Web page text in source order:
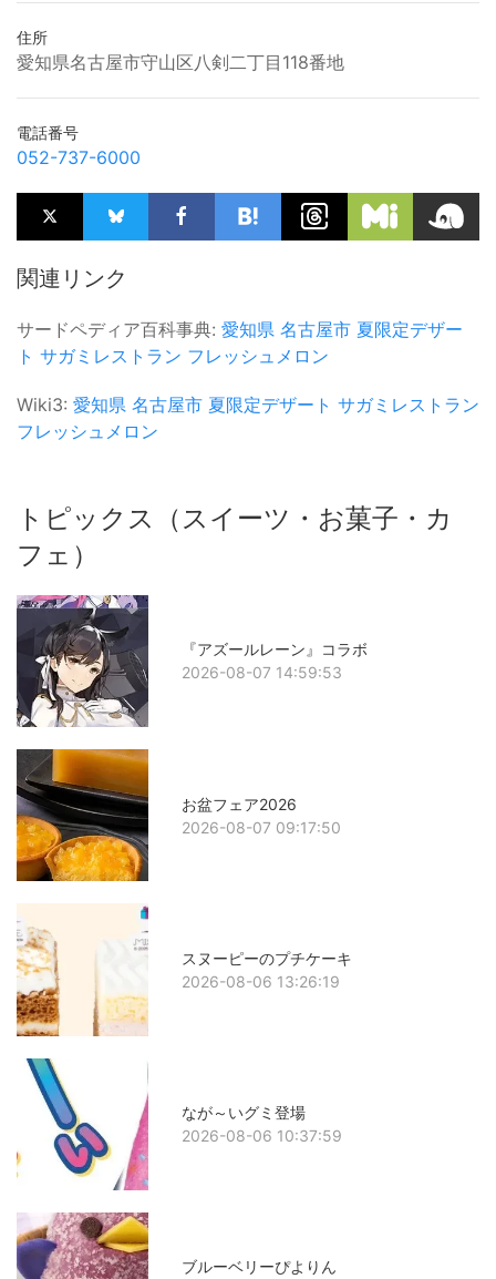
住所
愛知県名古屋市守山区八剣二丁目118番地
電話番号
052-737-6000
関連リンク
サードペディア百科事典: 愛知県 名古屋市 夏限定デザー
ト サガミレストラン フレッシュメロン
Wiki3: 愛知県 名古屋市 夏限定デザート サガミレストラン
フレッシュメロン
トピックス（スイーツ・お菓子・カ
フェ）
『アズールレーン』コラボ
2026-08-07 14:59:53
お盆フェア2026
2026-08-07 09:17:50
スヌーピーのプチケーキ
2026-08-06 13:26:19
なが～いグミ登場
2026-08-06 10:37:59
ブルーベリーぴよりん